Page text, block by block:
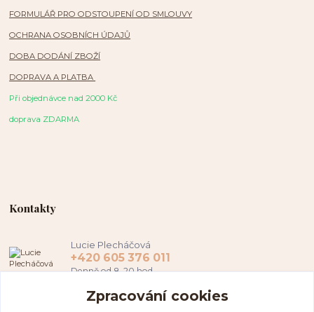
FORMULÁŘ PRO ODSTOUPENÍ OD SMLOUVY
OCHRANA OSOBNÍCH ÚDAJŮ
DOBA DODÁNÍ ZBOŽÍ
DOPRAVA A PLATBA
Při objednávce nad 2000 Kč
doprava ZDARMA
Kontakty
Lucie Plecháčová
+420 605 376 011
Denně od 8-20 hod.
hamapl@seznam.cz
Zpracování cookies